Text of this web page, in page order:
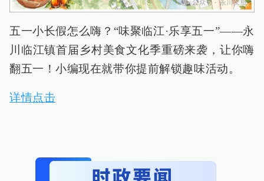
五一小长假怎么嗨？“味聚临江·乐享五一”——永
川临江镇首届乡村美食文化季重磅来袭，让你嗨
翻五一！小编现在就带你提前解锁趣味活动。
详情点击